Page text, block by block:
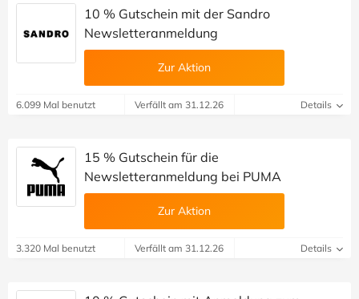
10 % Gutschein mit der Sandro
Newsletteranmeldung
Zur Aktion
6.099 Mal benutzt Verfällt am 31.12.26 Details
15 % Gutschein für die
Newsletteranmeldung bei PUMA
Zur Aktion
3.320 Mal benutzt Verfällt am 31.12.26 Details